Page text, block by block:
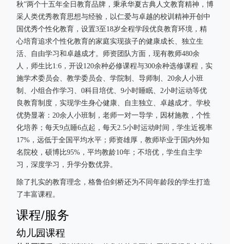
秋”两个十五年全日教育品牌，秉承华夏古典人文教育精神，博
采人类优秀教育思想与经验，以仁爱与卓越的校训精神开创中
国优秀个性化教育，设置3至18岁全程学段优良教育环境，精
心培育追求个性化教育的家庭实现孩子的健康成长、独立生
活、自由学习和卓越成才。师资团队方面，现有教师480余
人，师生比1:6，开设120余种必修课程与300余种选修课程，实
施学术委员会、教学委员会、学院制、导师制、20余人小班
制、小组合作学习、0科目培优、9小时睡眠、2小时运动等优
良教育制度，实现学生身心健康、自主独立、卓越成才。学校
优势显著：20余人小班制，老师一对一导学，因材施教，个性
化培养；每天9点睡6点起，每天2.5小时运动时间，学生近视率
17%，远低于全国平均水平；师资雄厚，教师毕业于国内外知
名院校，硕博比95%，平均教龄10年；不培优，学生自主学
习，深度学习，升学分数优异。
除了扎实的教育理念，格鲁伯剑桥还为不同年龄段的学生打造
了丰富课程。
课程/服务
幼儿园课程